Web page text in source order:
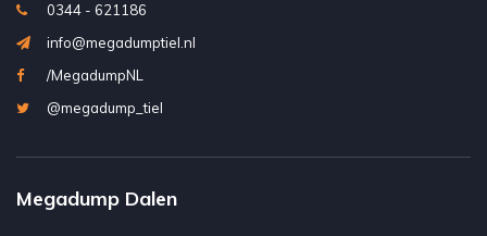
0344 - 621186
info@megadumptiel.nl
/MegadumpNL
@megadump_tiel
Megadump Dalen